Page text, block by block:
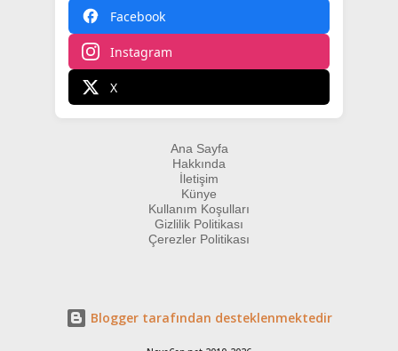
Facebook
Instagram
X
Ana Sayfa
Hakkında
İletişim
Künye
Kullanım Koşulları
Gizlilik Politikası
Çerezler Politikası
Blogger tarafından desteklenmektedir